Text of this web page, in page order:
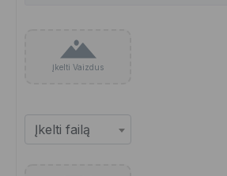
Įkelti Vaizdus